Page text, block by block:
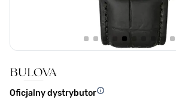
Oficjalny dystrybutor